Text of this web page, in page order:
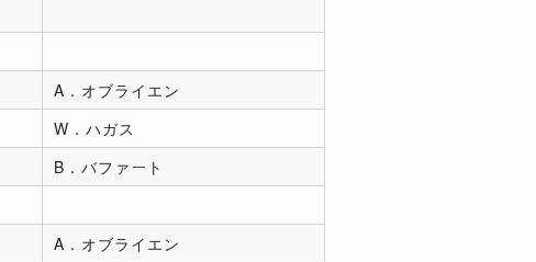
A．オブライエン
W．ハガス
B．バファート
A．オブライエン